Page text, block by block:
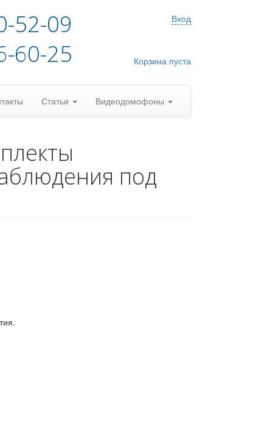
52-09
60-25
Вход
Корзина пуста
Статьи Видеодомофоны
под